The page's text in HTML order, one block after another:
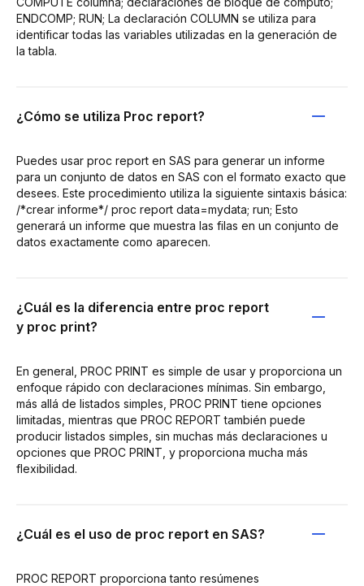
ENDCOMP; RUN; La declaración COLUMN se utiliza para
identificar todas las variables utilizadas en la generación de
la tabla.
¿Cómo se utiliza Proc report?
Puedes usar proc report en SAS para generar un informe
para un conjunto de datos en SAS con el formato exacto que
desees. Este procedimiento utiliza la siguiente sintaxis básica:
/*crear informe*/ proc report data=mydata; run; Esto
generará un informe que muestra las filas en un conjunto de
datos exactamente como aparecen.
¿Cuál es la diferencia entre proc report
y proc print?
En general, PROC PRINT es simple de usar y proporciona un
enfoque rápido con declaraciones mínimas. Sin embargo,
más allá de listados simples, PROC PRINT tiene opciones
limitadas, mientras que PROC REPORT también puede
producir listados simples, sin muchas más declaraciones u
opciones que PROC PRINT, y proporciona mucha más
flexibilidad.
¿Cuál es el uso de proc report en SAS?
PROC REPORT proporciona tanto resúmenes